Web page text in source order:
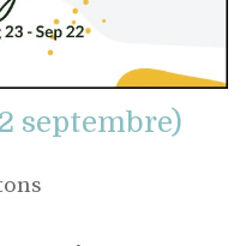
septembre)